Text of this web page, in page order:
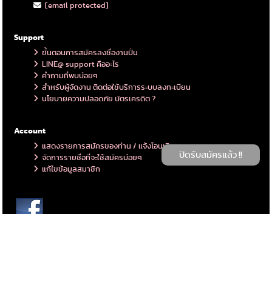
[email protected]
Support
ขั้นตอนการสมัครลงชื่องานปั่น
LINE@ support คืออะไร
คำถามที่พบบ่อยๆ
สำหรับผู้จัดงาน ติดต่อใช้บริการระบบลงทะเบียน
นโยบายความปลอดภัย บัตรเครดิต ?
Account
แสดงรายการสมัครของท่าน / แจ้งโอนเงิน
จัดการรายชื่อที่จะใช้สมัครบ่อยๆ
แก้ไขข้อมูลสมาชิก
ปิดรับสมัครแล้ว !!